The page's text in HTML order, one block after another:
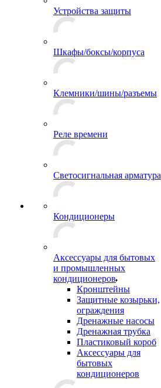
Устройства защиты
Шкафы/боксы/корпуса
Клемники/шины/разъемы
Реле времени
Светосигнальная арматура
Кондиционеры
Аксессуары для бытовых
и промышленных
кондиционеров
Кронштейны
Защитные козырьки,
ограждения
Дренажные насосы
Дренажная трубка
Пластиковый короб
Аксессуары для
бытовых
кондиционеров